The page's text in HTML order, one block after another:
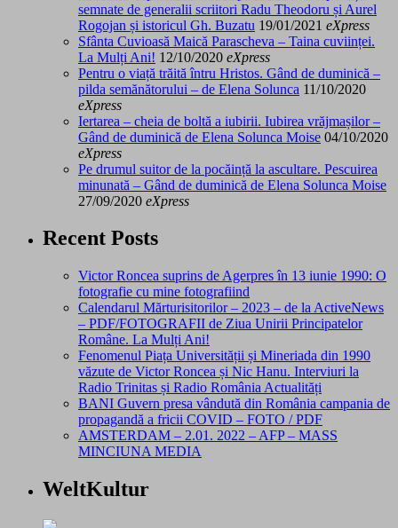
semnate de generalii scriitori Radu Theodoru și Aurel
Rogojan și istoricul Gh. Buzatu 19/01/2021 eXpress
Sfânta Cuvioasă Maică Parascheva – Taina cuviinței.
La Mulți Ani! 12/10/2020 eXpress
Pentru o viață trăită întru Hristos. Gând de duminică –
pilda semănătorului – de Elena Solunca 11/10/2020
eXpress
Iertarea – cheia de boltă a iubirii. Iubirea vrăjmașilor –
Gând de duminică de Elena Solunca Moise 04/10/2020
eXpress
Pe drumul suitor de la pocăință la ascultare. Pescuirea
minunată – Gând de duminică de Elena Solunca Moise
27/09/2020 eXpress
Recent Posts
Victor Roncea suprins de Agerpres în 13 iunie 1990: O
fotografie cu mine fotografiind
Calendarul Mărturisitorilor – 2023 – de la ActiveNews
– PDF/FOTOGRAFII de Ziua Unirii Principatelor
Române. La Mulți Ani!
Fenomenul Piața Universității și Mineriada din 1990
văzute de Victor Roncea și Nic Hanu. Interviuri la
Radio Trinitas și Radio România Actualități
BANI Guvern presa vândută din România campania de
propagandă a fricii COVID – FOTO / PDF
AMSTERDAM – 2.01. 2022 – AFP – MASS
MINCIUNA MEDIA
WeltKultur